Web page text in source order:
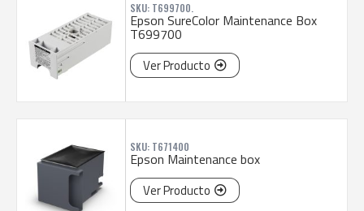
SKU: T699700.
Epson SureColor Maintenance Box
T699700
Ver Producto
SKU: T671400
Epson Maintenance box
Ver Producto